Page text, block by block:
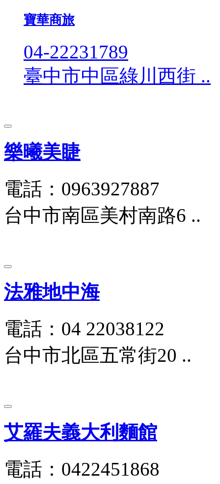
寶華商旅
04-22231789
臺中市中區綠川西街 ..
樂曦美睫
電話：0963927887
台中市南區美村南路6 ..
法雅地中海
電話：04 22038122
台中市北區五常街20 ..
艾羅夫義大利麵館
電話：0422451868